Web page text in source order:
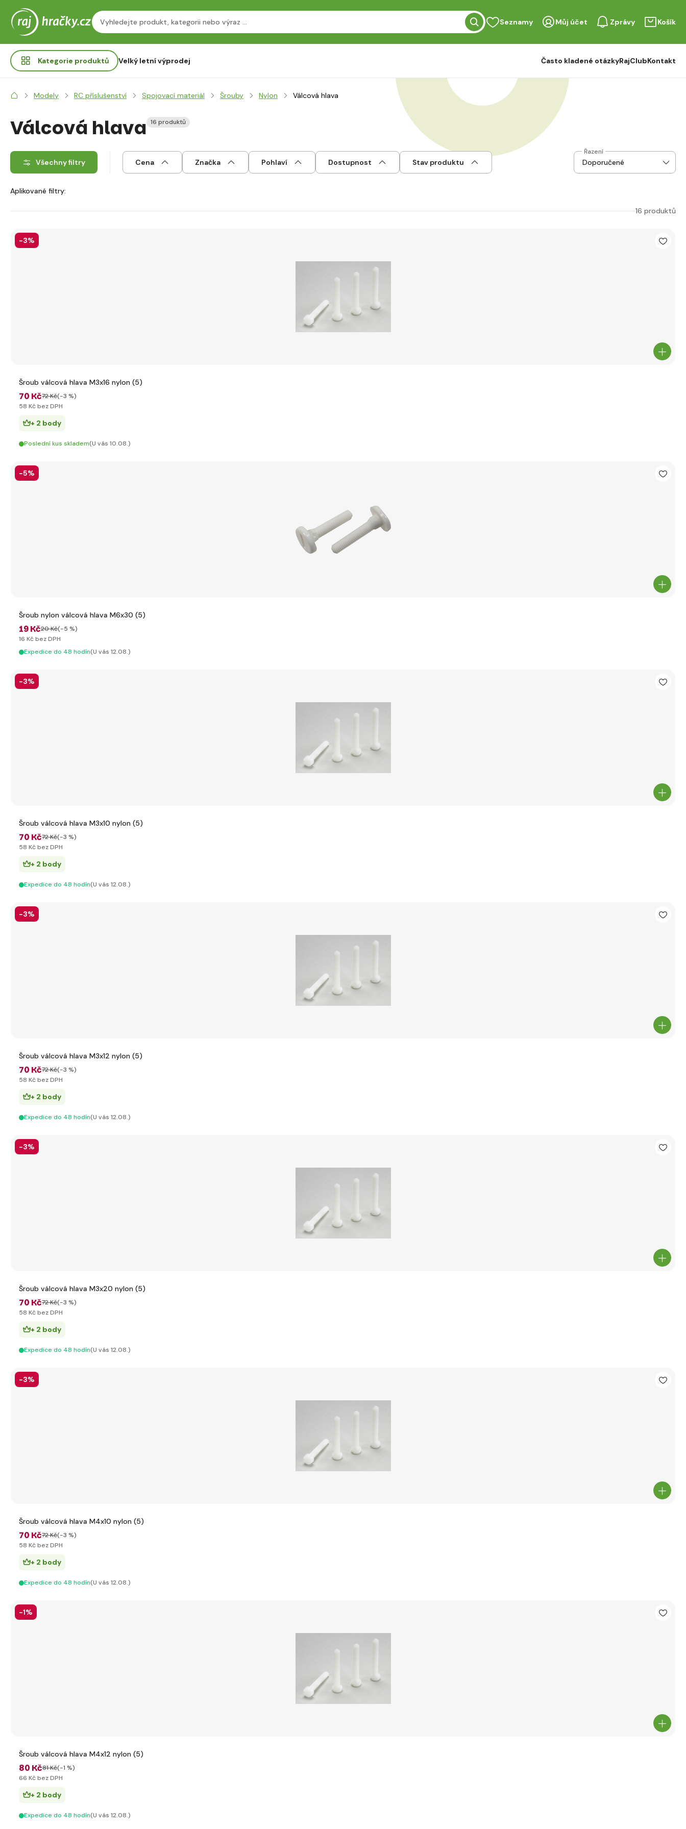
Seznamy Můj účet Zprávy Košík
Kategorie produktů Velký letní výprodej Často kladené otázkyRajClubKontakt
Modely RC příslušenství Spojovací materiál Šrouby Nylon Válcová hlava
Válcová hlava 16 produktů
Všechny filtry Cena Značka Pohlaví Dostupnost Stav produktu
Řazení
Aplikované filtry:
16 produktů
-3%
Šroub válcová hlava M3x16 nylon (5)
70 Kč72 Kč(-3 %)
58 Kč bez DPH
+ 2 body
Poslední kus skladem(U vás 10.08.)
-5%
Šroub nylon válcová hlava M6x30 (5)
19 Kč20 Kč(-5 %)
16 Kč bez DPH
Expedice do 48 hodín(U vás 12.08.)
-3%
Šroub válcová hlava M3x10 nylon (5)
70 Kč72 Kč(-3 %)
58 Kč bez DPH
+ 2 body
Expedice do 48 hodín(U vás 12.08.)
-3%
Šroub válcová hlava M3x12 nylon (5)
70 Kč72 Kč(-3 %)
58 Kč bez DPH
+ 2 body
Expedice do 48 hodín(U vás 12.08.)
-3%
Šroub válcová hlava M3x20 nylon (5)
70 Kč72 Kč(-3 %)
58 Kč bez DPH
+ 2 body
Expedice do 48 hodín(U vás 12.08.)
-3%
Šroub válcová hlava M4x10 nylon (5)
70 Kč72 Kč(-3 %)
58 Kč bez DPH
+ 2 body
Expedice do 48 hodín(U vás 12.08.)
-1%
Šroub válcová hlava M4x12 nylon (5)
80 Kč81 Kč(-1 %)
66 Kč bez DPH
+ 2 body
Expedice do 48 hodín(U vás 12.08.)